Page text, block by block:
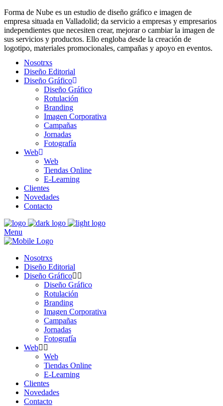
Forma de Nube es un estudio de diseño gráfico e imagen de
empresa situada en Valladolid; da servicio a empresas y empresarios
independientes que necesiten crear, mejorar o cambiar la imagen de
sus servicios y productos. Ello engloba desde la creación de
logotipo, materiales promocionales, campañas y apoyo en eventos.
Nosotrxs
Diseño Editorial
Diseño Gráfico
Diseño Gráfico
Rotulación
Branding
Imagen Corporativa
Campañas
Jornadas
Fotografía
Web
Web
Tiendas Online
E-Learning
Clientes
Novedades
Contacto
Menu
Nosotrxs
Diseño Editorial
Diseño Gráfico
Diseño Gráfico
Rotulación
Branding
Imagen Corporativa
Campañas
Jornadas
Fotografía
Web
Web
Tiendas Online
E-Learning
Clientes
Novedades
Contacto